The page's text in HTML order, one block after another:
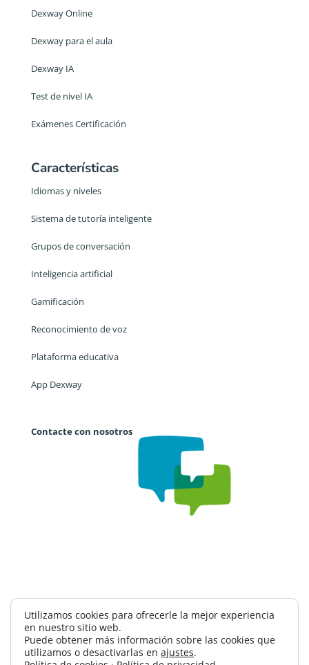
Dexway Online
Dexway para el aula
Dexway IA
Test de nivel IA
Exámenes Certificación
Características
Idiomas y niveles
Sistema de tutoría inteligente
Grupos de conversación
Inteligencia artificial
Gamificación
Reconocimiento de voz
Plataforma educativa
App Dexway
Contacte con nosotros
Trabaja con nosotros CAE
Política de privacidad
Política de seguridad información
Términos y condiciones
Contacto
Utilizamos cookies para ofrecerle la mejor experiencia
en nuestro sitio web.
Puede obtener más información sobre las cookies que
utilizamos o desactivarlas en ajustes.